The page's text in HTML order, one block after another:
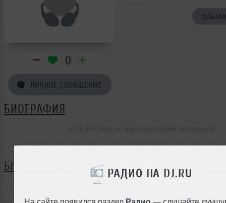
РАДИО НА DJ.RU
На сайте появился раздел Радио — слушайте
0
ЛИЧНОЕ СООБЩЕНИЕ
БИОГРАФИЯ
БЛОГ